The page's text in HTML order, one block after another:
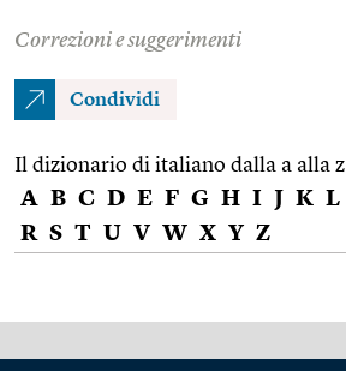
Correzioni e suggerimenti
Condividi
Il dizionario di italiano dalla a alla z
A B C D E F G H I J K L
R S T U V W X Y Z